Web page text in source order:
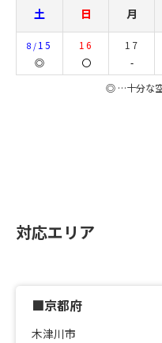
土 日 月
8/ 15
◎
16
〇
17
-
◎ …十分な
対応エリア
■京都府
木津川市